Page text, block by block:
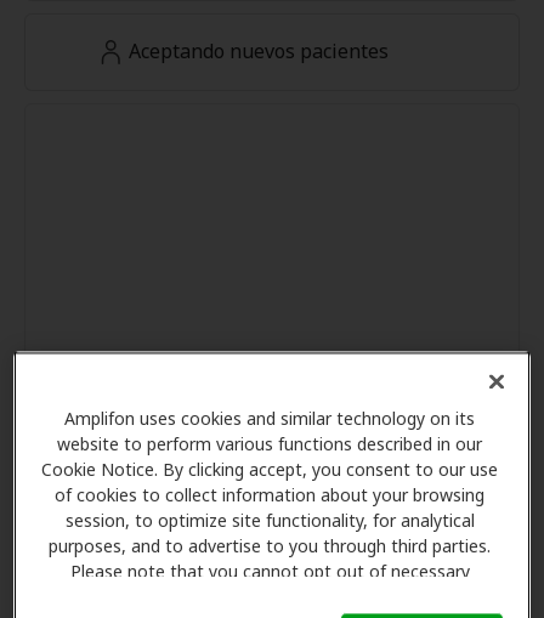
Amplifon uses cookies and similar technology on its
website to perform various functions described in our
Cookie Notice. By clicking accept, you consent to our use
of cookies to collect information about your browsing
session, to optimize site functionality, for analytical
purposes, and to advertise to you through third parties.
Please note that you cannot opt out of necessary
Aceptando nuevos pacientes